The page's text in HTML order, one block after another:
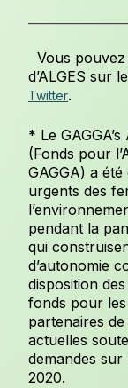
Vous
d’ALGES sur
Twitter.
* Le
(Fonds pour
GAGGA) a
urgents des
pendant la
qui
d’autonomie
disposition
fonds pour
partenaires de
actuelles
demandes sur
2020.